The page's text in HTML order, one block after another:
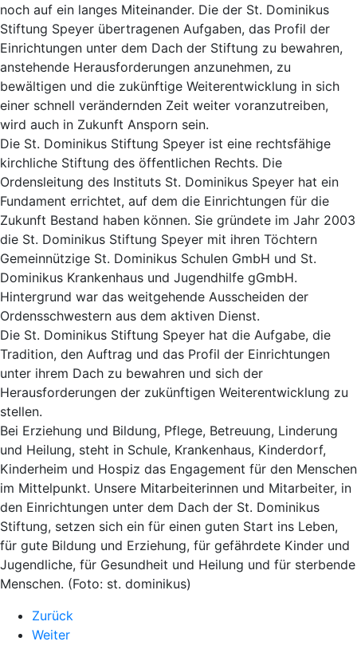
noch auf ein langes Miteinander. Die der St. Dominikus
Stiftung Speyer übertragenen Aufgaben, das Profil der
Einrichtungen unter dem Dach der Stiftung zu bewahren,
anstehende Herausforderungen anzunehmen, zu
bewältigen und die zukünftige Weiterentwicklung in sich
einer schnell verändernden Zeit weiter voranzutreiben,
wird auch in Zukunft Ansporn sein.
Die St. Dominikus Stiftung Speyer ist eine rechtsfähige
kirchliche Stiftung des öffentlichen Rechts. Die
Ordensleitung des Instituts St. Dominikus Speyer hat ein
Fundament errichtet, auf dem die Einrichtungen für die
Zukunft Bestand haben können. Sie gründete im Jahr 2003
die St. Dominikus Stiftung Speyer mit ihren Töchtern
Gemeinnützige St. Dominikus Schulen GmbH und St.
Dominikus Krankenhaus und Jugendhilfe gGmbH.
Hintergrund war das weitgehende Ausscheiden der
Ordensschwestern aus dem aktiven Dienst.
Die St. Dominikus Stiftung Speyer hat die Aufgabe, die
Tradition, den Auftrag und das Profil der Einrichtungen
unter ihrem Dach zu bewahren und sich der
Herausforderungen der zukünftigen Weiterentwicklung zu
stellen.
Bei Erziehung und Bildung, Pflege, Betreuung, Linderung
und Heilung, steht in Schule, Krankenhaus, Kinderdorf,
Kinderheim und Hospiz das Engagement für den Menschen
im Mittelpunkt. Unsere Mitarbeiterinnen und Mitarbeiter, in
den Einrichtungen unter dem Dach der St. Dominikus
Stiftung, setzen sich ein für einen guten Start ins Leben,
für gute Bildung und Erziehung, für gefährdete Kinder und
Jugendliche, für Gesundheit und Heilung und für sterbende
Menschen. (Foto: st. dominikus)
Zurück
Weiter